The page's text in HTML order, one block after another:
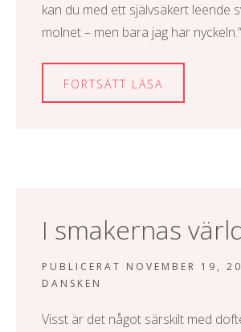
kan du med ett självsäkert leende
molnet – men bara jag har
FORTSÄTT LÄSA
I smakernas
PUBLICERAT NOVEMBER 19,
DANSKEN
Visst är det något särskilt med